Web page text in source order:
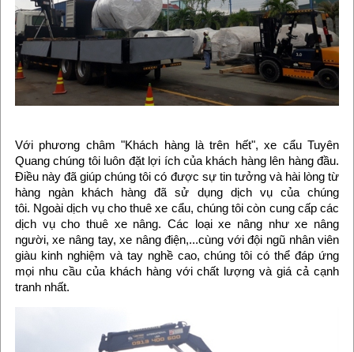
Với phương châm "Khách hàng là trên hết", xe cẩu Tuyên
Quang chúng tôi luôn đặt lợi ích của khách hàng lên hàng đầu.
Điều này đã giúp chúng tôi có được sự tin tưởng và hài lòng từ
hàng ngàn khách hàng đã sử dụng dịch vụ của chúng
tôi. Ngoài dịch vụ cho thuê xe cẩu, chúng tôi còn cung cấp các
dịch vụ cho thuê xe nâng. Các loại xe nâng như xe nâng
người, xe nâng tay, xe nâng điện,...cùng với đội ngũ nhân viên
giàu kinh nghiệm và tay nghề cao, chúng tôi có thể đáp ứng
mọi nhu cầu của khách hàng với chất lượng và giá cả cạnh
tranh nhất.